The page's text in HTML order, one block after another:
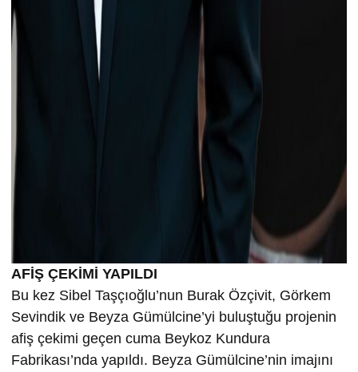
AFİŞ ÇEKİMİ YAPILDI
Bu kez Sibel Taşçıoğlu’nun Burak Özçivit, Görkem
Sevindik ve Beyza Gümülcine’yi buluştuğu projenin
afiş çekimi geçen cuma Beykoz Kundura
Fabrikası’nda yapıldı. Beyza Gümülcine’nin imajını